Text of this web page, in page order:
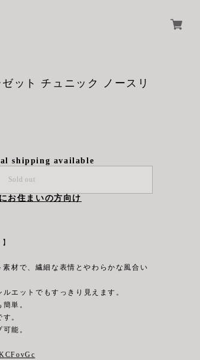
ット チュニック ノースリ
shipping available
Sold out
お住まいの方向け
材で、繊細な表情とやわらかな風合い
エットでもすっきり見えます。
単。
。
能。